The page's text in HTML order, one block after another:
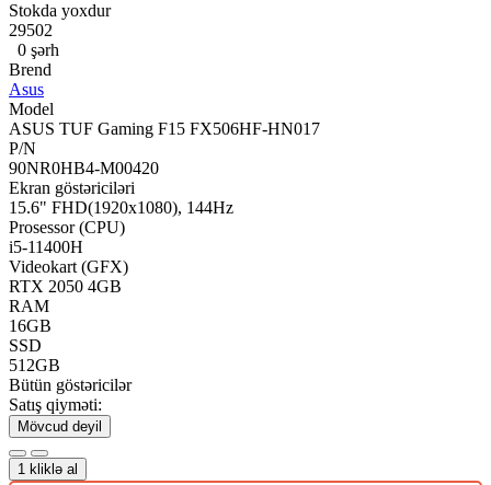
Stokda yoxdur
29502
0 şərh
Brend
Asus
Model
ASUS TUF Gaming F15 FX506HF-HN017
P/N
90NR0HB4-M00420
Ekran göstəriciləri
15.6" FHD(1920x1080), 144Hz
Prosessor (CPU)
i5-11400H
Videokart (GFX)
RTX 2050 4GB
RAM
16GB
SSD
512GB
Bütün göstəricilər
Satış qiyməti:
Mövcud deyil
1 kliklə al